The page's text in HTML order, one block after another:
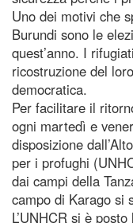
Uno dei motivi che
Burundi sono le
quest’anno. I
ricostruzione del
democratica.
Per facilitare il
ogni martedì e
disposizione
per i profughi
dai campi della
campo di Karago si
L’UNHCR si è